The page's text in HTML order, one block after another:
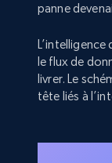
panne
le flux de
livrer. Le
tête liés à